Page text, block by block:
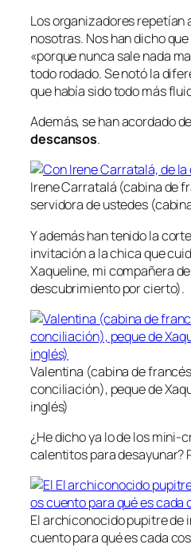
Los organizadores repetían
nosotras. Nos han dicho
«porque nunca sale nada
todo rodado. Se notó la
que había sido todo más
Además, se han acordado
descansos.
Irene Carratalá (cabina de
servidora de ustedes
Y además han tenido la
invitación a la chica que
Xaqueline, mi compañera
descubrimiento por cierto).
Valentina (cabina de
conciliación), peque de
inglés)
¿He dicho ya lo de los mini-
calentitos para desayunar?
El archiconocido pupitre de
cuento para qué es cada